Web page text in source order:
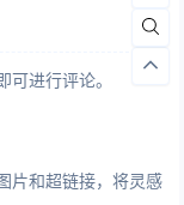
进行评论。
片和超链接，将灵感